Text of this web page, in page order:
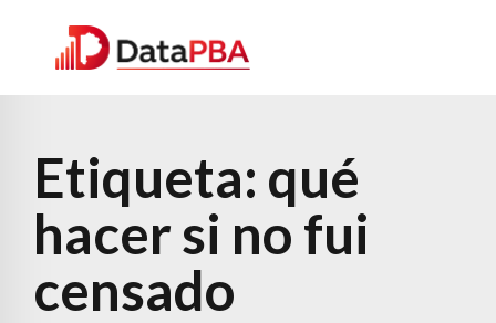
Etiqueta: qué
hacer si no fui
censado